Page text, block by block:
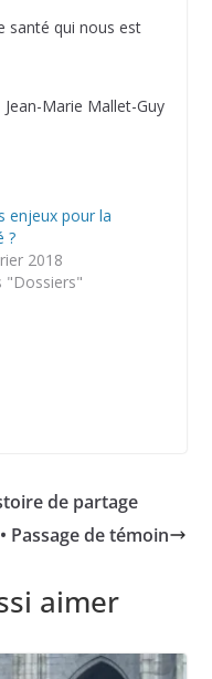
santé qui nous est
Jean-Marie Mallet-Guy
enjeux pour la
?
2018
"Dossiers"
de partage
Passage de témoin
aimer